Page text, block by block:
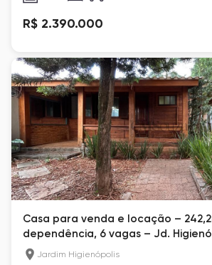
R$ 2.390.000
Casa para venda e locação –
dependência, 6 vagas – Jd.
Jardim Higienópolis